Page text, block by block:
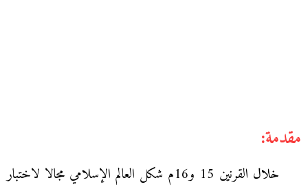
مقدمة:
خلال القرنين 15 و16م شكل العالم الإسلامي مجالا لاختبار